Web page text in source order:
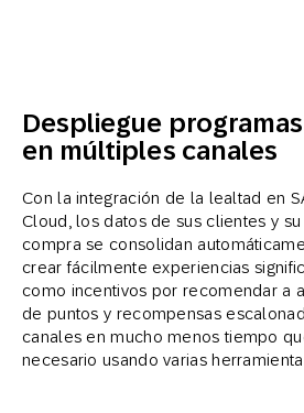
Despliegue
en múltiples canales
Con la integración de la lealtad en
Cloud, los datos de sus clientes y
compra se consolidan
crear fácilmente experiencias
como incentivos por recomendar a
de puntos y recompensas
canales en mucho menos tiempo
necesario usando varias